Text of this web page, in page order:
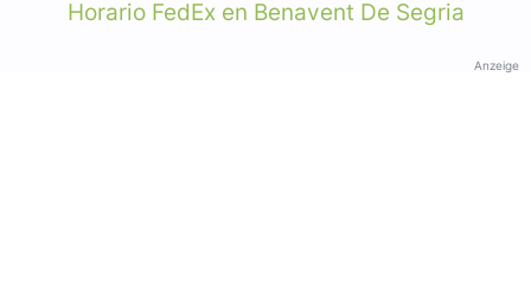
Horario FedEx en Benavent De Segria
Anzeige